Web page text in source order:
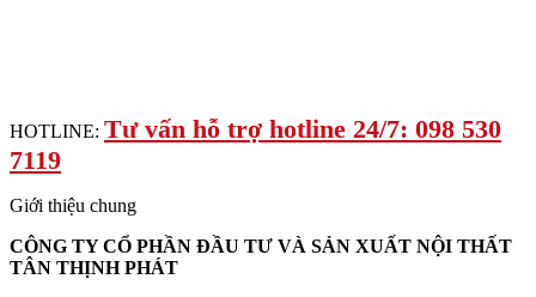
HOTLINE: Tư vấn hỗ trợ hotline 24/7: 098 530
7119
Giới thiệu chung
CÔNG TY CỔ PHẦN ĐẦU TƯ VÀ SẢN XUẤT NỘI THẤT
TÂN THỊNH PHÁT